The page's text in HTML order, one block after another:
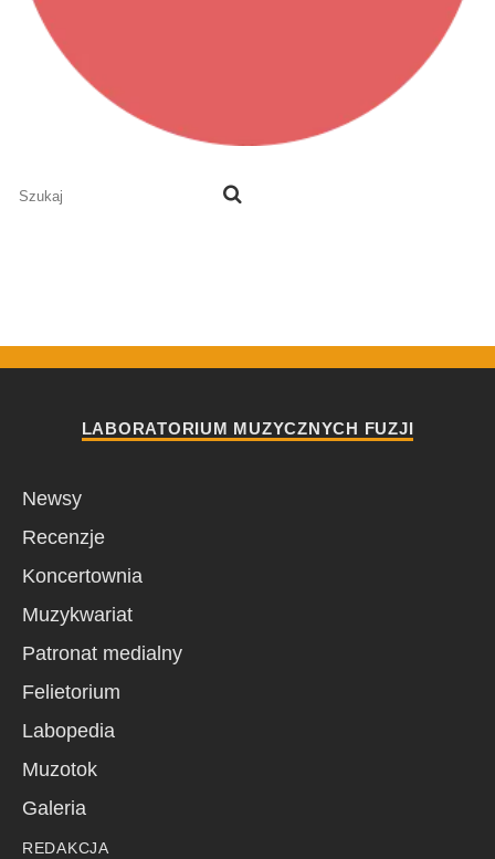
LABORATORIUM MUZYCZNYCH FUZJI
Newsy
Recenzje
Koncertownia
Muzykwariat
Patronat medialny
Felietorium
Labopedia
Muzotok
Galeria
REDAKCJA